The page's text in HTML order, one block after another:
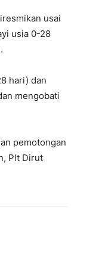
usai
usia 0-28
hari) dan
mengobati
pemotongan
Plt Dirut